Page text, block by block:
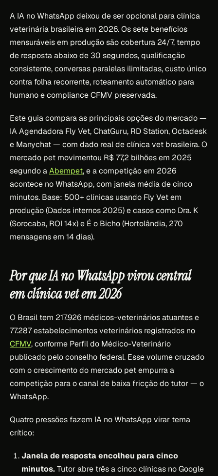
A IA no WhatsApp deixou de ser opcional para clínica
veterinária brasileira em 2026. Os sete benefícios
mensuráveis em produção são cobertura 24/7, tempo
de resposta abaixo de 30 segundos, qualificação
consistente, conversas paralelas ilimitadas, custo único
contra folha recorrente, roteamento automático para
humano e compliance CFMV preservada.
Este guia compara as principais opções do mercado —
IA Agendadora Fly Vet, ChatGuru, RD Station, Octadesk
e Manychat — com dado real de clínica vet brasileira. O
mercado pet movimentou R$ 77,2 bilhões em 2025
segundo aAbempet, e a competição em 2026
acontece no WhatsApp, com janela média de cinco
minutos. Base: 500+ clínicas usando Fly Vet em
produção (Dados internos 2025) e casos como Dra. K
(Sorocaba, ROI 14x) e É o Bicho (Hortolândia, 270
mensagens em 14 dias).
Por que IA no WhatsApp virou central
em clínica vet em 2026
O Brasil tem 217.926 médicos-veterinários atuantes e
77.287 estabelecimentos veterinários registrados no
CFMV, conforme Perfil do Médico-Veterinário
publicado pelo conselho federal. Esse volume cruzado
com o crescimento do mercado pet empurra a
competição para o canal de baixa fricção do tutor — o
WhatsApp.
Quatro pressões fazem IA no WhatsApp virar tema
crítico:
Janela de resposta encolheu para cinco
minutos.Tutor abre três a cinco clínicas no Google